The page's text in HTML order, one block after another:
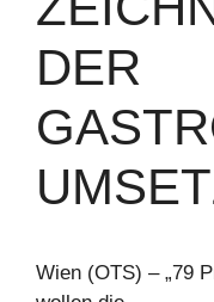
DER
Wien (OTS) – „79